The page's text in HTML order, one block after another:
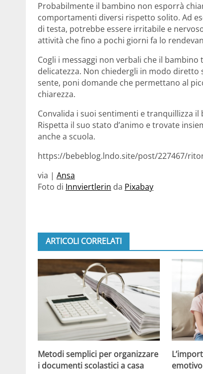
Probabilmente il bambino non esporrà
comportamenti diversi rispetto solito. Ad
di testa, potrebbe essere irritabile e
attività che fino a pochi giorni fa lo
Cogli i messaggi non verbali che il
delicatezza. Non chiedergli in modo
sente, poni domande che permettano al
chiarezza.
Convalida i suoi sentimenti e tranquillizza
Rispetta il suo stato d’animo e trovate
anche a scuola.
https://bebeblog.lndo.site/post/227467/
via | Ansa
Foto di Innviertlerin da Pixabay
ARTICOLI CORRELATI
Metodi semplici per organizzare
i documenti scolastici a casa